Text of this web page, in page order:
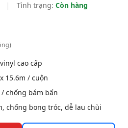
Tình trạng: Còn hàng
cao cấp
15.6m / cuộn
chống bám bẩn
chống bong tróc, dễ lau chùi